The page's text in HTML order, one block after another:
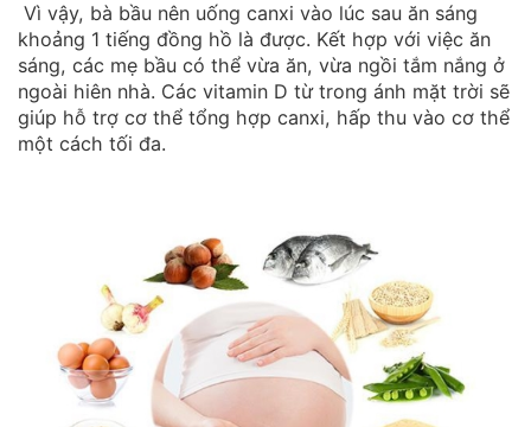
Vì vậy, bà bầu nên uống canxi vào lúc sau ăn sáng
khoảng 1 tiếng đồng hồ là được. Kết hợp với việc ăn
sáng, các mẹ bầu có thể vừa ăn, vừa ngồi tắm nắng ở
ngoài hiên nhà. Các vitamin D từ trong ánh mặt trời sẽ
giúp hỗ trợ cơ thể tổng hợp canxi, hấp thu vào cơ thể
một cách tối đa.